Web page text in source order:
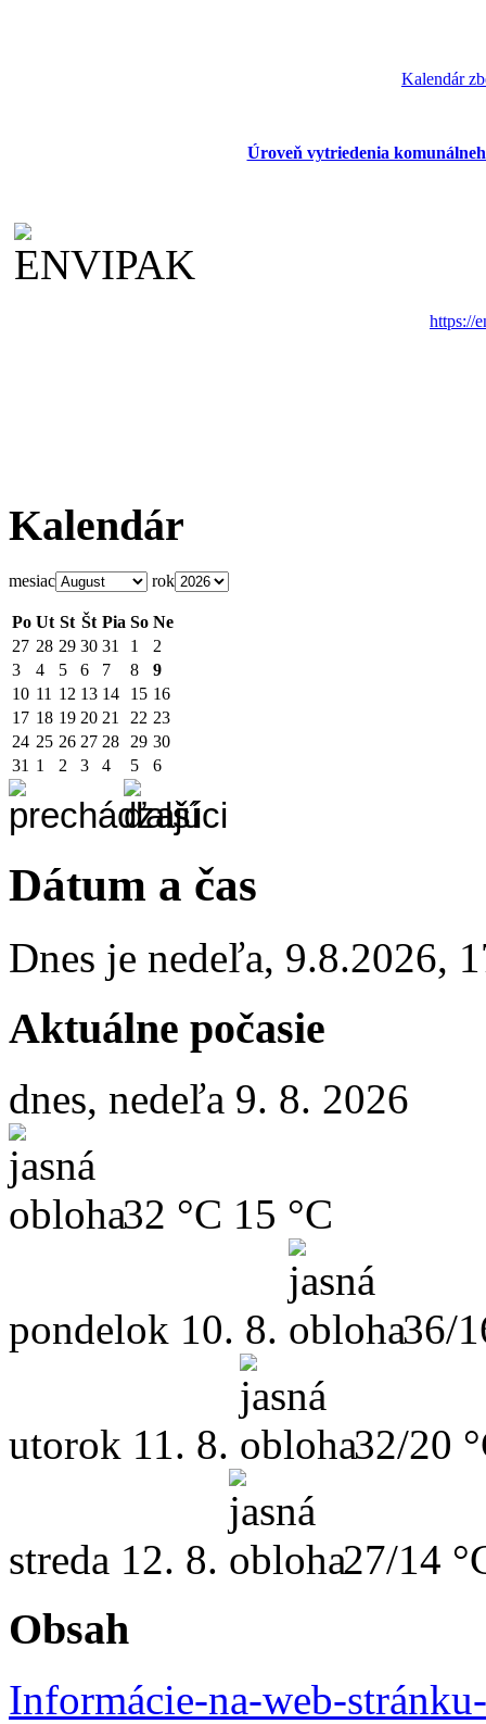
Kalendár
Úroveň vytriedenia
https://
Kalendár
mesiac rok
Po Ut St Št Pia So Ne
27 28 29 30 31 1
2
3
4 5 6 7 8
9
10 11 12 13 14 15 16
17 18 19 20 21 22 23
24 25 26 27 28 29 30
31 1 2 3 4 5 6
Dátum a čas
Dnes je nedeľa, 9.8.2026,
Aktuálne počasie
dnes, nedeľa 9. 8. 2026
32 °C 15 °C
pondelok 10. 8. 36/
utorok 11. 8. 32/20
streda 12. 8. 27/14
Obsah
Informácie-na-web-